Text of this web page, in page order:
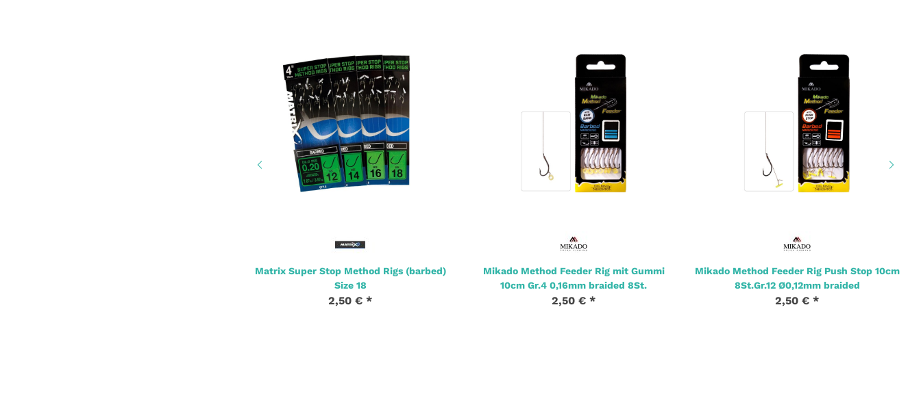
Matrix Super Stop Method Rigs (barbed)
Size 18
2,50 € *
Mikado Method Feeder Rig mit Gummi
10cm Gr.4 0,16mm braided 8St.
2,50 € *
Mikado Method Feeder Rig Push Stop 10cm
8St.Gr.12 Ø0,12mm braided
2,50 € *